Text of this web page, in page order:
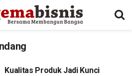
Kualitas Produk Jadi Kunci